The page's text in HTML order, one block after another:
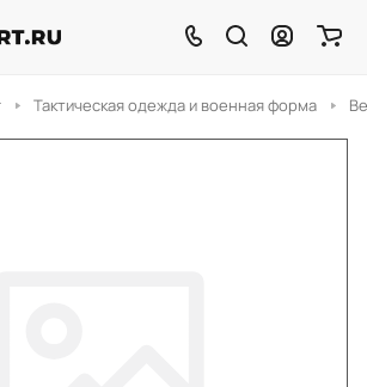
Тактическая одежда и военная форма